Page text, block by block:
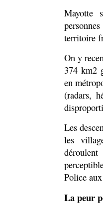
Mayotte
territoire
On y
374 km2
en
(radars,
Les
les
Police
La peur